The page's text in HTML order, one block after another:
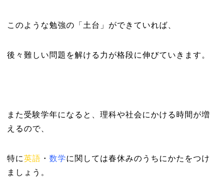
このような勉強の「土台」ができていれば、
後々難しい問題を解ける力が格段に伸びていきます。
また受験学年になると、理科や社会にかける時間が増
えるので、
特に英語 ・ 数学に関しては春休みのうちにかたをつけ
ましょう。